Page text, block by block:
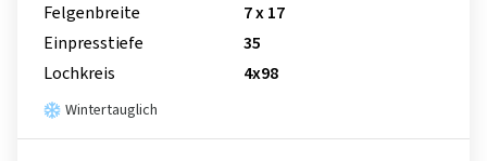
Felgenbreite
7 x 17
Einpresstiefe
35
Lochkreis
4x98
Wintertauglich